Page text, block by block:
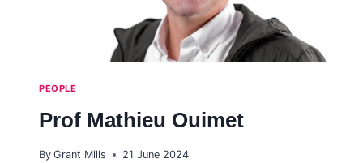
PEOPLE
Prof Mathieu Ouimet
By Grant Mills 21 June 2024